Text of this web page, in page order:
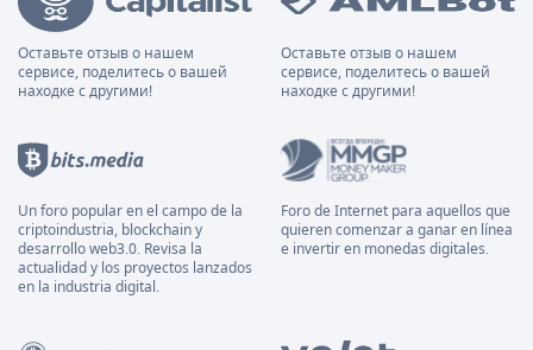
Оставьте отзыв о нашем
сервисе, поделитесь о вашей
находке с другими!
Оставьте отзыв о нашем
сервисе, поделитесь о вашей
находке с другими!
Un foro popular en el campo de la
criptoindustria, blockchain y
desarrollo web3.0. Revisa la
actualidad y los proyectos lanzados
en la industria digital.
Foro de Internet para aquellos que
quieren comenzar a ganar en línea
e invertir en monedas digitales.